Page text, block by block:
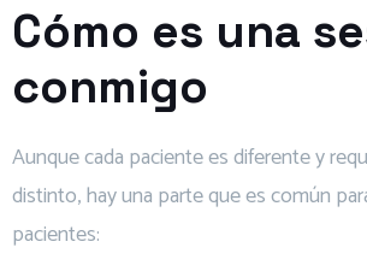
Cómo es una
conmigo
Aunque cada paciente es diferente y
distinto, hay una parte que es común
pacientes: